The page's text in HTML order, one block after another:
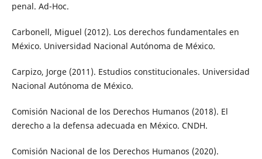
penal. Ad-Hoc.
Carbonell, Miguel (2012). Los derechos fundamentales en
México. Universidad Nacional Autónoma de México.
Carpizo, Jorge (2011). Estudios constitucionales. Universidad
Nacional Autónoma de México.
Comisión Nacional de los Derechos Humanos (2018). El
derecho a la defensa adecuada en México. CNDH.
Comisión Nacional de los Derechos Humanos (2020).